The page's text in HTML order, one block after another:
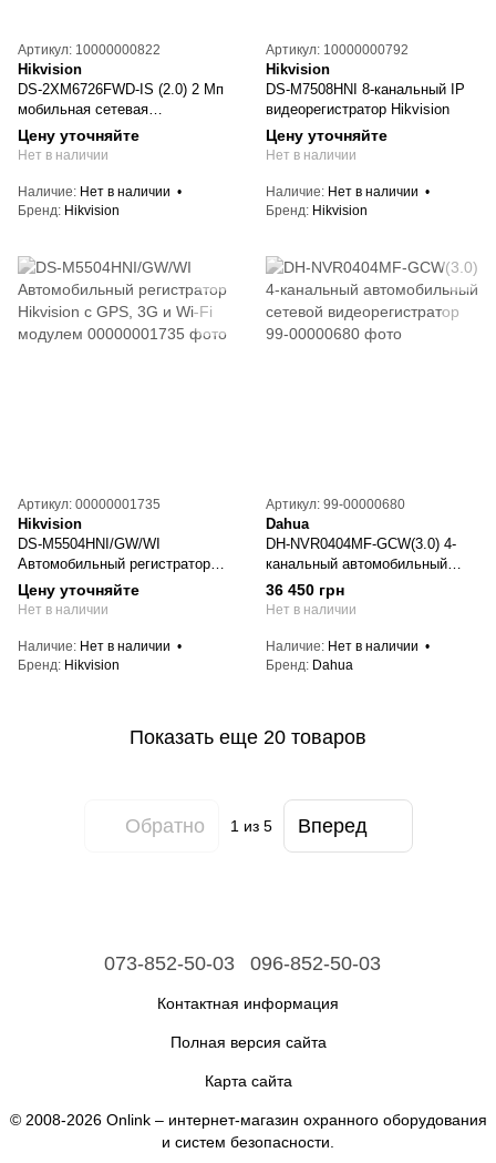
Артикул: 10000000822
Hikvision
DS-2XM6726FWD-IS (2.0) 2 Мп
мобильная сетевая
видеокамера Hikvision
Цену уточняйте
Нет в наличии
Наличие
Нет в наличии
Бренд Hikvision
Артикул: 10000000792
Hikvision
DS-M7508HNI 8-канальный IP
видеорегистратор Hikvision
Цену уточняйте
Нет в наличии
Наличие
Нет в наличии
Бренд Hikvision
Артикул: 00000001735
Hikvision
DS-M5504HNI/GW/WI
Автомобильный регистратор
Hikvision c GPS, 3G и Wi-Fi
модулем
Цену уточняйте
Нет в наличии
Наличие
Нет в наличии
Бренд Hikvision
Артикул: 99-00000680
Dahua
DH-NVR0404MF-GCW(3.0) 4-
канальный автомобильный
сетевой видеорегистратор
36 450 грн
Нет в наличии
Наличие
Нет в наличии
Бренд Dahua
Показать еще 20 товаров
Обратно 1 из 5 Вперед
073-852-50-03 096-852-50-03
Контактная информация
Полная версия сайта
Карта сайта
© 2008-2026 Onlink – интернет-магазин охранного оборудования
и систем безопасности